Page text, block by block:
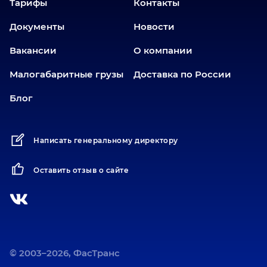
Заводоуковск
Златоуст
Иваново
Казань
Калининград
Карабаш
Карасук
Киров
Тарифы Контакты
Документы Новости
Вакансии О компании
Малогабаритные грузы Доставка по России
Блог
Написать генеральному директору
Оставить отзыв о сайте
© 2003–2026, ФасТранс